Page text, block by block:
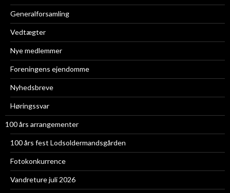
Generalforsamling
Vedtægter
Nye medlemmer
Foreningens ejendomme
Nyhedsbreve
Høringssvar
100 års arrangementer
100 års fest Lodsoldermandsgården
Fotokonkurrence
Vandreture juli 2026